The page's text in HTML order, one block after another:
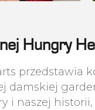
Hungry
przedstawia
damskiej
i naszej